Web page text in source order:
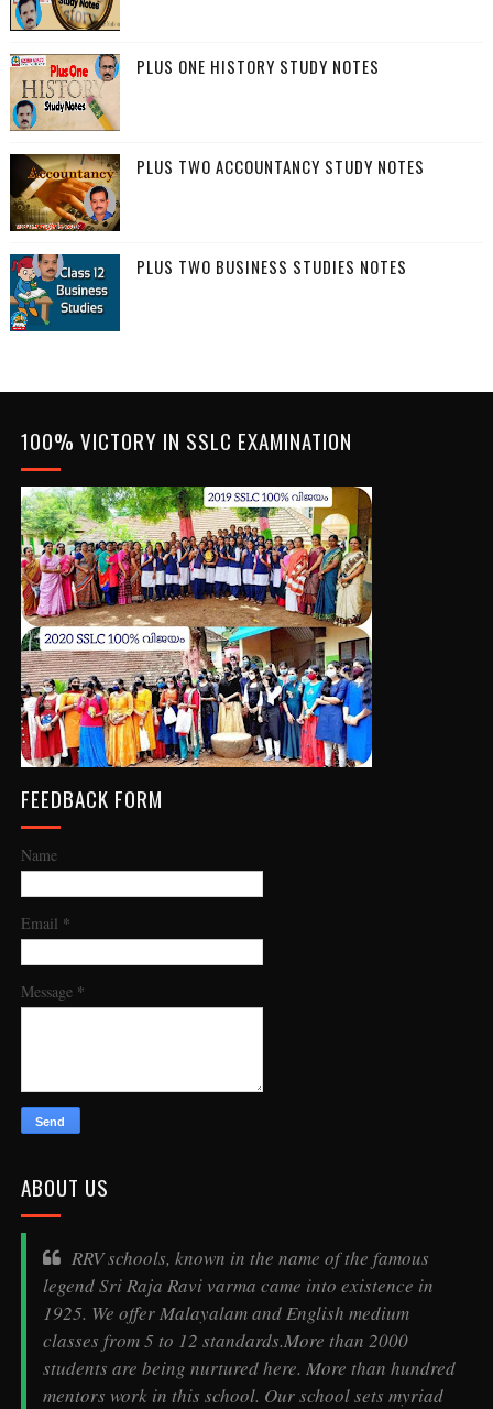
PLUS ONE HISTORY STUDY NOTES
PLUS TWO ACCOUNTANCY STUDY NOTES
PLUS TWO BUSINESS STUDIES NOTES
100% VICTORY IN SSLC EXAMINATION
FEEDBACK FORM
Name
Email *
Message *
ABOUT US
RRV schools, known in the name of the famous
legendSri Raja Ravi varma came into existence in
1925. We offer Malayalam and English medium
classes from 5 to 12 standards.More than 2000
students are being nurtured here. More than hundred
mentors work in this school. Our school sets myriad